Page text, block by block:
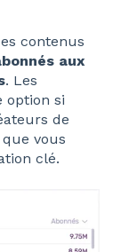
contenus
aux
. Les
option si
de
vous
clé.